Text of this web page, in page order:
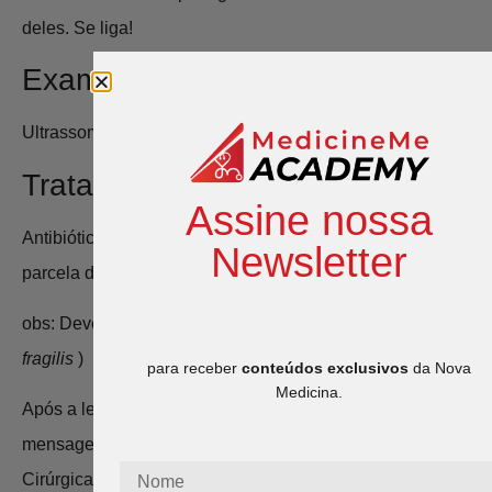
deles. Se liga!
Exames de imagem
Ultrassom, tomografia e raio-X para abdômen agudo.
Tratamento:
Antibiótico + Cirúrgico e o quanto antes melhor na grande
parcela dos casos.
obs: Deve ser feito um esquema para cobrir (
fragilis )
Após a leitura do artigo “Apendicite aguda o essencial” a
mensagem principal é : apendicite é uma emergência
Cirúrgica.
Assine nossa
Newsletter
para receber conteúdos exclusivos da Nova
Medicina.